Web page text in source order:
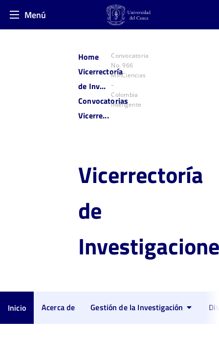
Menú
Home
Vicerrectoría
de Inv...
Convocatorias
Vicerre...
Convocatoria
No. 966
MinCiencias
–
Colombia
Inteligente​
Vicerrectoría
de
Inicio Acerca de Gestión de la Investigación